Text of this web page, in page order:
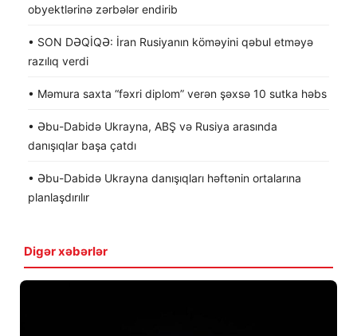
obyektlərinə zərbələr endirib
• SON DƏQİQƏ: İran Rusiyanın köməyini qəbul etməyə
razılıq verdi
• Məmura saxta “fəxri diplom” verən şəxsə 10 sutka həbs
• Əbu-Dabidə Ukrayna, ABŞ və Rusiya arasında
danışıqlar başa çatdı
• Əbu-Dabidə Ukrayna danışıqları həftənin ortalarına
planlaşdırılır
Digər xəbərlər